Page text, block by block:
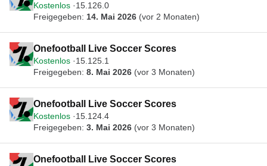
Kostenlos
15.126.0
Freigegeben: 14. Mai 2026 (vor 2 Monaten)
Onefootball Live Soccer Scores
Kostenlos
15.125.1
Freigegeben: 8. Mai 2026 (vor 3 Monaten)
Onefootball Live Soccer Scores
Kostenlos
15.124.4
Freigegeben: 3. Mai 2026 (vor 3 Monaten)
Onefootball Live Soccer Scores